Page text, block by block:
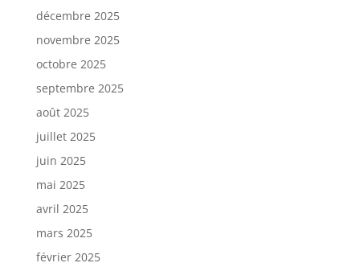
décembre 2025
novembre 2025
octobre 2025
septembre 2025
août 2025
juillet 2025
juin 2025
mai 2025
avril 2025
mars 2025
février 2025